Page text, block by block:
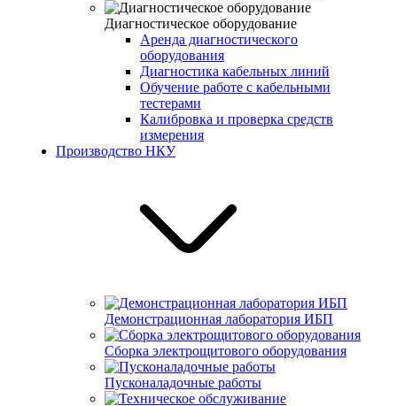
Диагностическое оборудование
Аренда диагностического
оборудования
Диагностика кабельных линий
Обучение работе с кабельными
тестерами
Калибровка и проверка средств
измерения
Производство НКУ
Демонстрационная лаборатория ИБП
Сборка электрощитового оборудования
Пусконаладочные работы